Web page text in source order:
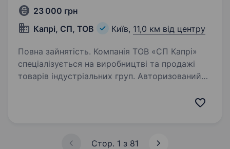
23 000 грн
Капрі, СП, ТОВ
Київ, 11,0 км від центру
Повна зайнятість. Компанія ТОВ «СП Капрі»
спеціалізується на виробництві та продажі
товарів індустріальних груп. Авторизований
Стор. 1 з 81